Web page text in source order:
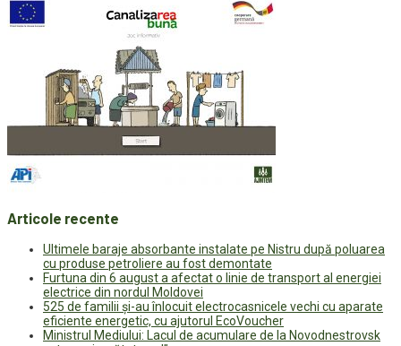
Articole recente
Ultimele baraje absorbante instalate pe Nistru după poluarea
cu produse petroliere au fost demontate
Furtuna din 6 august a afectat o linie de transport al energiei
electrice din nordul Moldovei
525 de familii și-au înlocuit electrocasnicele vechi cu aparate
eficiente energetic, cu ajutorul EcoVoucher
Ministrul Mediului: Lacul de acumulare de la Novodnestrovsk